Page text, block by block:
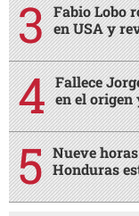
Fabio Lobo
en USA y
Fallece
en el origen
Nueve
Honduras